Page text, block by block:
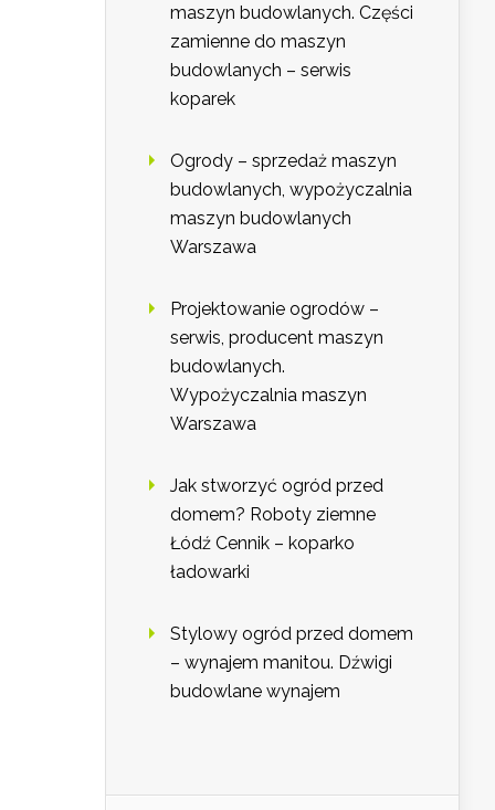
maszyn budowlanych. Części
zamienne do maszyn
budowlanych – serwis
koparek
Ogrody – sprzedaż maszyn
budowlanych, wypożyczalnia
maszyn budowlanych
Warszawa
Projektowanie ogrodów –
serwis, producent maszyn
budowlanych.
Wypożyczalnia maszyn
Warszawa
Jak stworzyć ogród przed
domem? Roboty ziemne
Łódź Cennik – koparko
ładowarki
Stylowy ogród przed domem
– wynajem manitou. Dźwigi
budowlane wynajem